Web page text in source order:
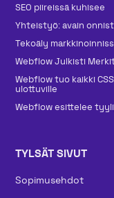
SEO piireissä kuhisee
Yhteistyö: avain
Tekoäly
Webflow Julkisti
Webflow tuo kaikki
ulottuville
Webflow esittelee
TYLSÄT SIVUT
Sopimusehdot